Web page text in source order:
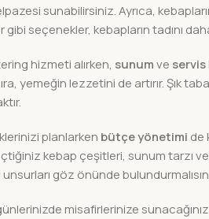
sunabilirsiniz. Ayrıca,
seçenekler, kebapların tadını
hizmeti alırken, sunumve servis
yemeğin lezzetini de artırır. Şık
planlarken bütçe yönetimi de
kebap çeşitleri, sunum tarzı
göz önünde
misafirlerinize